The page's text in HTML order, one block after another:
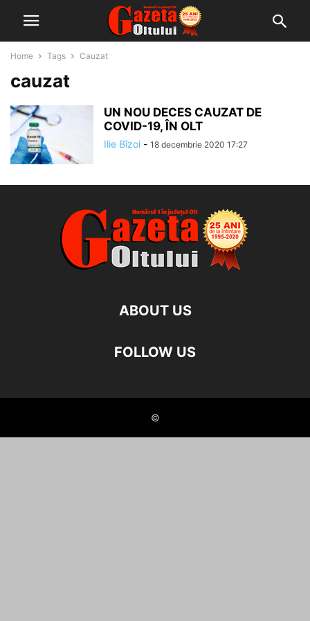
Home Tags Cauzat
cauzat
UN NOU DECES CAUZAT DE
COVID-19, ÎN OLT
Ilie Bîzoi - 18 decembrie 2020 17:27
ABOUT US
FOLLOW US
©